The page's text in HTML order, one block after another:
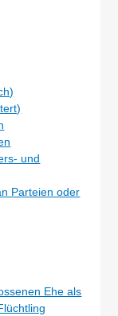
und
Parteien oder
Ehe als